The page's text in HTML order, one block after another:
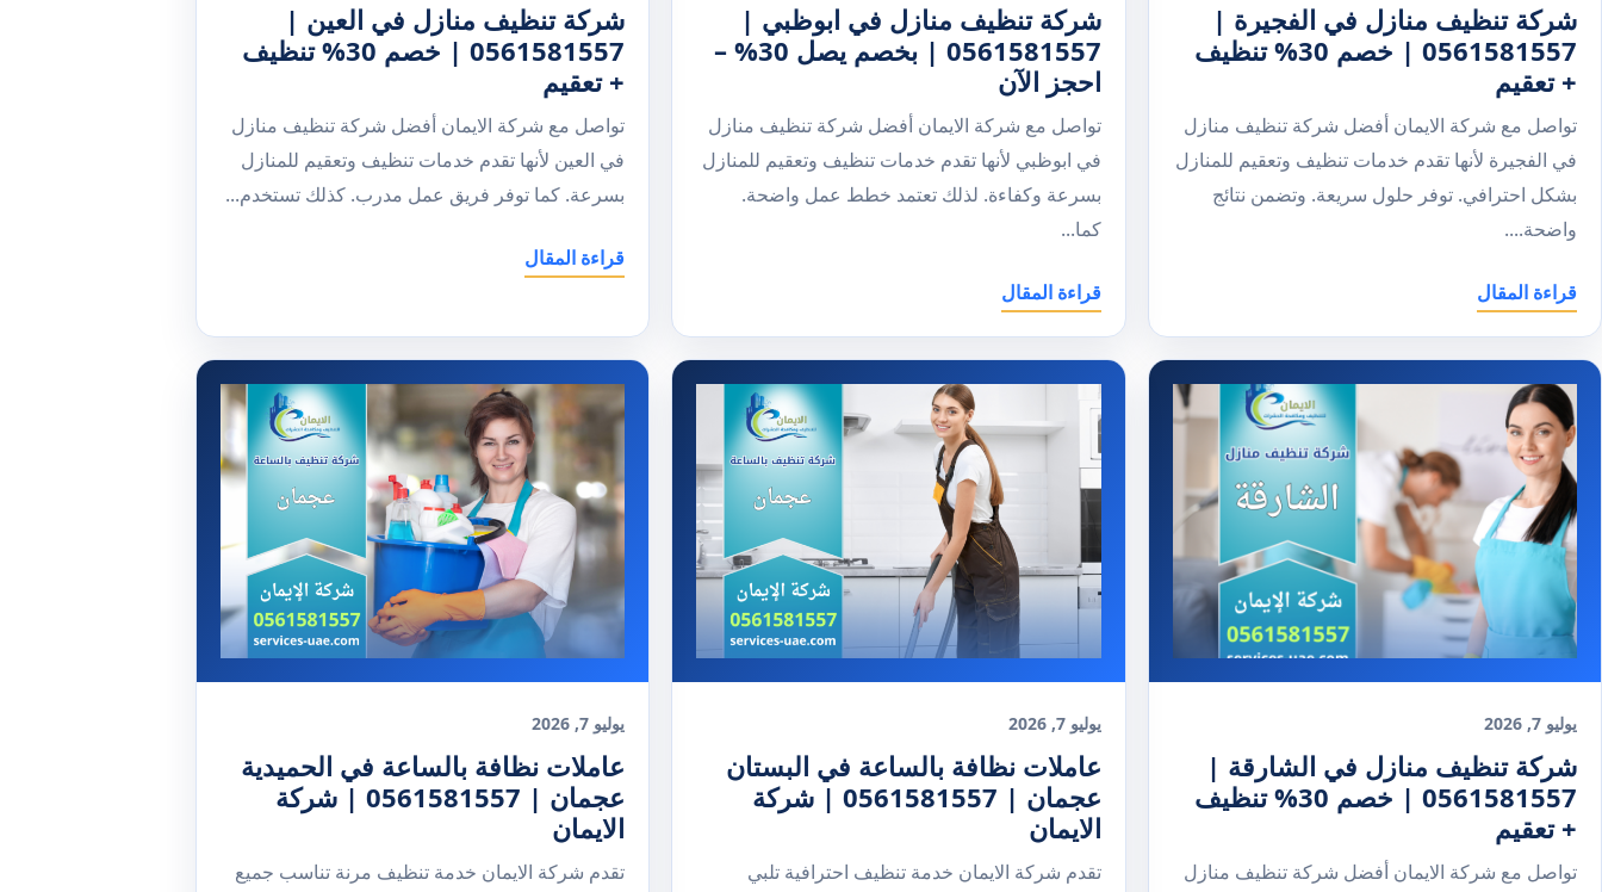
شركة تنظيف منازل في الفجيرة |
0561581557 | خصم 30% تنظيف
+ تعقيم
تواصل مع شركة الايمان أفضل شركة تنظيف منازل
في الفجيرة لأنها تقدم خدمات تنظيف وتعقيم للمنازل
بشكل احترافي. توفر حلول سريعة. وتضمن نتائج
واضحة....
قراءة المقال
شركة تنظيف منازل في ابوظبي |
0561581557 | بخصم يصل 30% –
احجز الآن
تواصل مع شركة الايمان أفضل شركة تنظيف منازل
في ابوظبي لأنها تقدم خدمات تنظيف وتعقيم للمنازل
بسرعة وكفاءة. لذلك تعتمد خطط عمل واضحة.
كما...
قراءة المقال
شركة تنظيف منازل في العين |
0561581557 | خصم 30% تنظيف
+ تعقيم
تواصل مع شركة الايمان أفضل شركة تنظيف منازل
في العين لأنها تقدم خدمات تنظيف وتعقيم للمنازل
بسرعة. كما توفر فريق عمل مدرب. كذلك تستخدم...
قراءة المقال
يوليو 7, 2026
شركة تنظيف منازل في الشارقة |
0561581557 | خصم 30% تنظيف
+ تعقيم
تواصل مع شركة الايمان أفضل شركة تنظيف منازل
يوليو 7, 2026
عاملات نظافة بالساعة في البستان
عجمان | 0561581557 | شركة
الايمان
تقدم شركة الايمان خدمة تنظيف احترافية تلبي
يوليو 7, 2026
عاملات نظافة بالساعة في الحميدية
عجمان | 0561581557 | شركة
الايمان
تقدم شركة الايمان خدمة تنظيف مرنة تناسب جميع